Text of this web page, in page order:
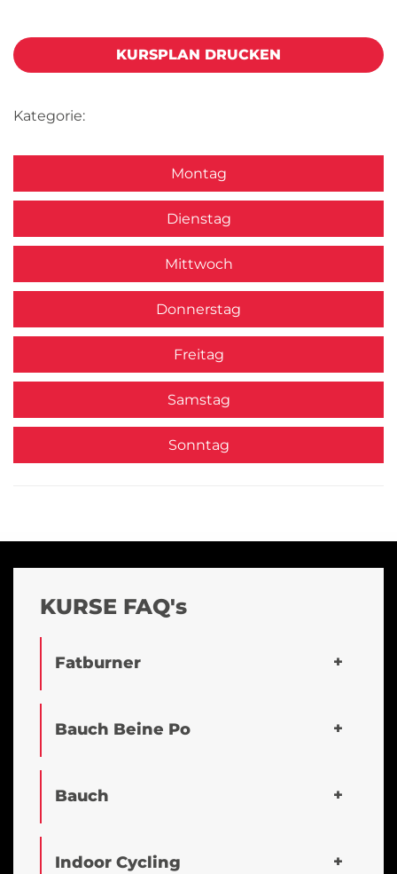
KURSPLAN DRUCKEN
Kategorie:
Montag
Dienstag
Mittwoch
Donnerstag
Freitag
Samstag
Sonntag
KURSE FAQ's
Fatburner
Bauch Beine Po
Bauch
Indoor Cycling